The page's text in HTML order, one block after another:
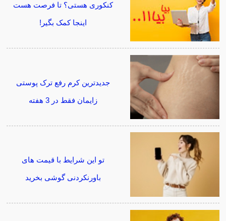
کنکوری هستی؟ تا فرصت هست
اینجا کمک بگیر!
جدیدترین کرم رفع ترک پوستی
زایمان فقط در 3 هفته
تو این شرایط با قیمت های
باورنکردنی گوشی بخرید